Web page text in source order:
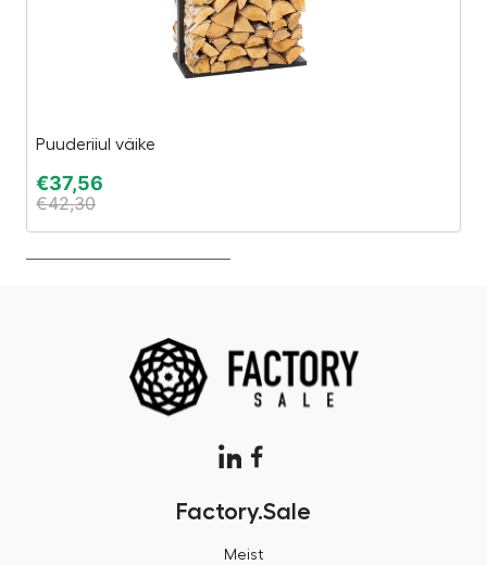
Puuderiiul väike
€37,56
€42,30
Factory.Sale
Meist